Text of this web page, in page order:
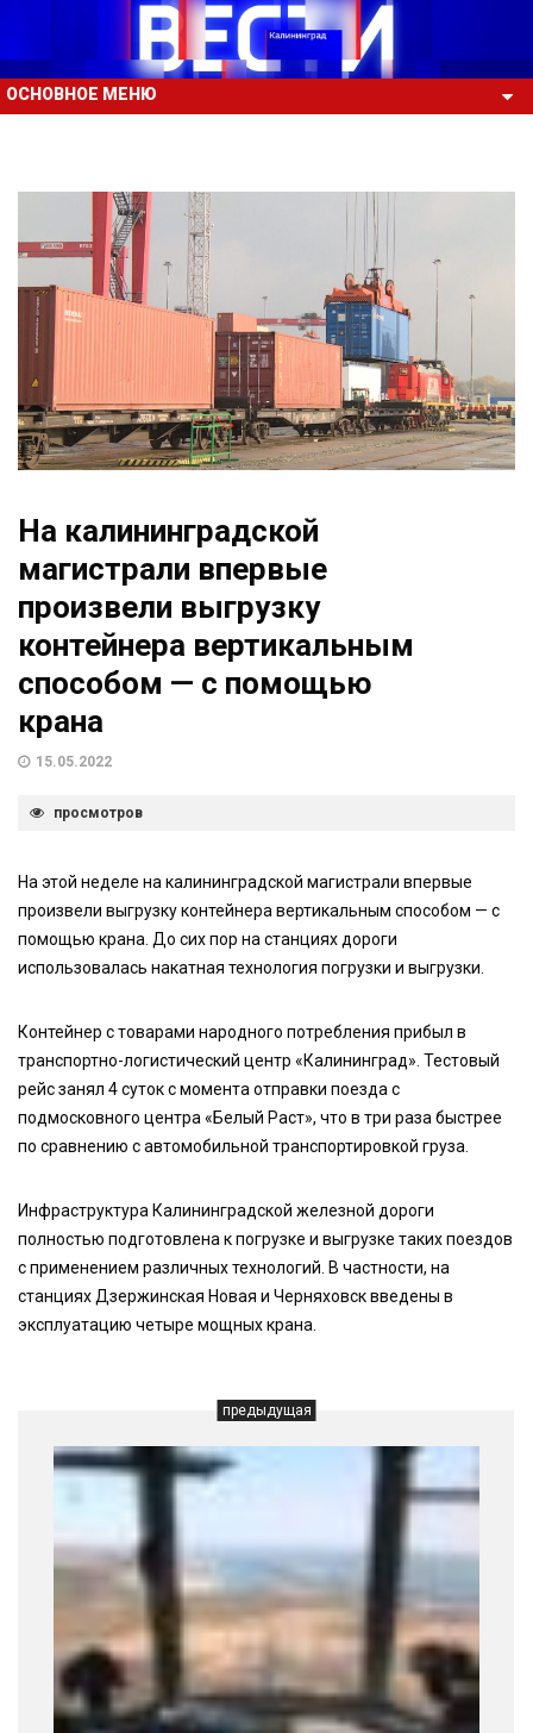
ОСНОВНОЕ МЕНЮ
На калининградской
магистрали впервые
произвели выгрузку
контейнера вертикальным
способом — с помощью
крана
15.05.2022
просмотров
На этой неделе на калининградской магистрали впервые
произвели выгрузку контейнера вертикальным способом — с
помощью крана. До сих пор на станциях дороги
использовалась накатная технология погрузки и выгрузки.
Контейнер с товарами народного потребления прибыл в
транспортно-логистический центр «Калининград». Тестовый
рейс занял 4 суток с момента отправки поезда с
подмосковного центра «Белый Раст», что в три раза быстрее
по сравнению с автомобильной транспортировкой груза.
Инфраструктура Калининградской железной дороги
полностью подготовлена к погрузке и выгрузке таких поездов
с применением различных технологий. В частности, на
станциях Дзержинская Новая и Черняховск введены в
эксплуатацию четыре мощных крана.
предыдущая